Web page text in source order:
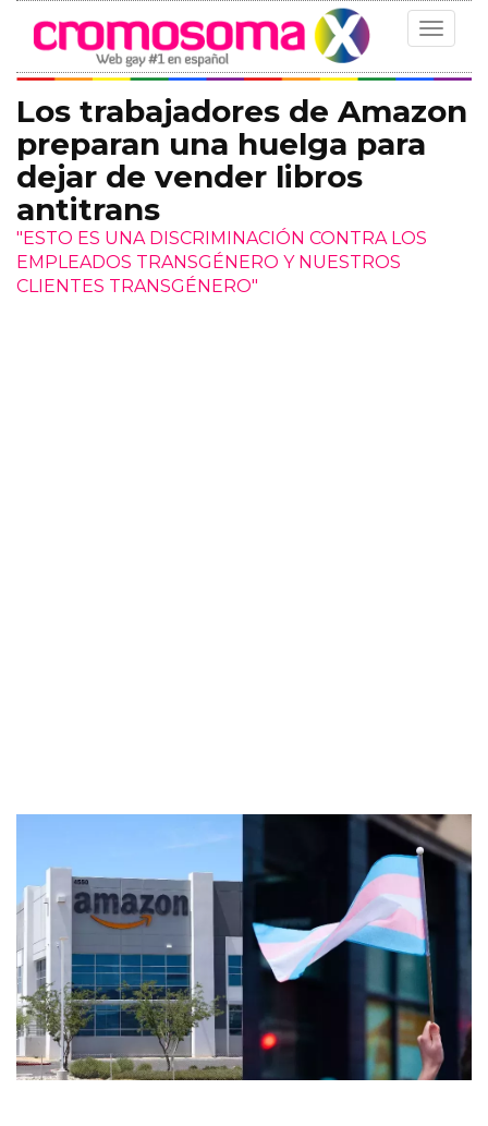
Toggle
Los trabajadores de Amazon
preparan una huelga para
dejar de vender libros
antitrans
"ESTO ES UNA DISCRIMINACIÓN CONTRA LOS
EMPLEADOS TRANSGÉNERO Y NUESTROS
CLIENTES TRANSGÉNERO"